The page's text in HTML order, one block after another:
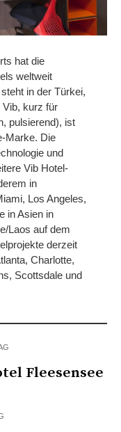
hat die
weltweit
in der Türkei,
Vib, kurz für
pulsierend), ist
Marke. Die
und
Vib Hotel-
in
Los Angeles,
in Asien in
Laos auf dem
derzeit
Charlotte,
Scottsdale und
Fleesensee